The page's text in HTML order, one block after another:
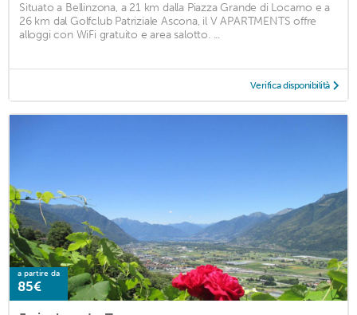
Situato a Bellinzona, a 21 km dalla Piazza Grande di Locarno e a
26 km dal Golfclub Patriziale Ascona, il V APARTMENTS offre
alloggi con WiFi gratuito e area salotto. ...
Verifica disponibilità
a partire da
85€